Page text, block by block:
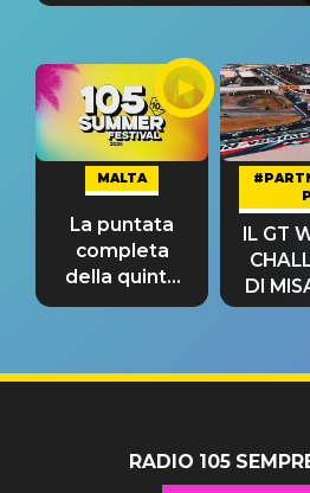
MALTA
La puntata
completa
della quinta
tappa
P
IL GT
DI
RADIO 105